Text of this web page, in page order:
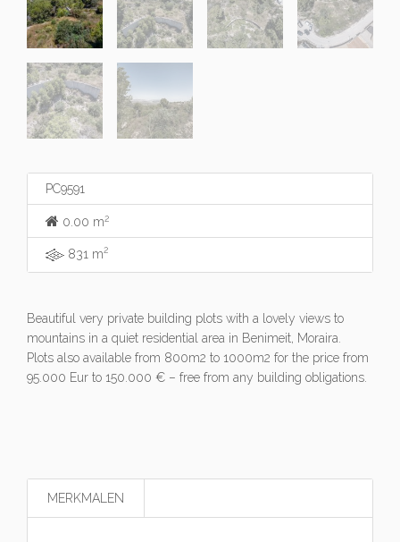
PC9591
0.00 m2
831 m2
Beautiful very private building plots with a lovely views to
mountains in a quiet residential area in Benimeit, Moraira.
Plots also available from 800m2 to 1000m2 for the price from
95.000 Eur to 150.000 € – free from any building obligations.
MERKMALEN